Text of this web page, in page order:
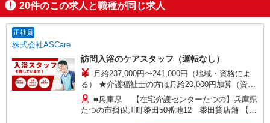
20件のこの求人と職種が同じ求人
正社員
株式会社ASCare
訪問入浴のケアスタッフ（運転なし）
月給237,000円〜241,000円（地域・資格によ
る） ★介護福祉士の方は月給20,000円加算（資格
手当） 別途交通費支給（30,000円上限／月） 別途
残業手当（月平均残業時間15時間）残業代全額支
給
■兵庫県 【在宅介護センターたつの】兵庫県
たつの市揖保川町黍田50番地12 黍田貸店舗 【在